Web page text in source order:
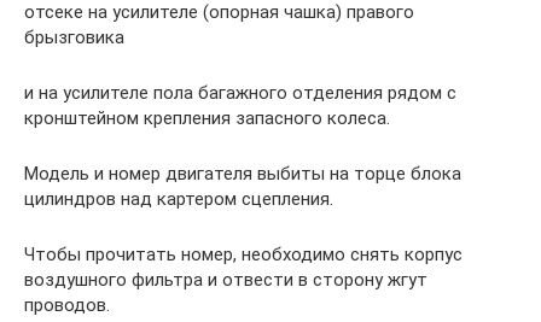
отсеке на усили­теле (опорная чашка) правого
брызговика
и на усилителе пола багажного отделения рядом с
кронштейном крепления запасного колеса.
Модель и номер двигателя выбиты на торце блока
цилиндров над карте­ром сцепления.
Чтобы прочитать номер, необходи­мо снять корпус
воздушного фильтра и отвести в сторону жгут
проводов.